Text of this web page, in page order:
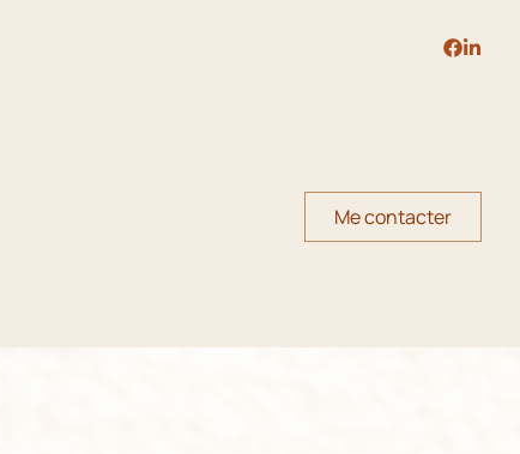
Me contacter